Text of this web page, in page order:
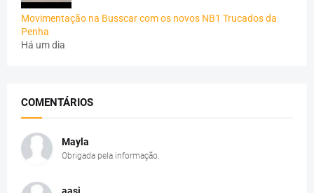
Movimentação na Busscar com os novos NB1 Trucados da
Penha
Há um dia
COMENTÁRIOS
Mayla
Obrigada pela informação.